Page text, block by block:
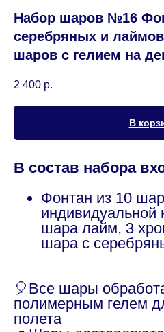
Набор шаров №16
серебряных и
шаров с гелием на
2 400 р.
В
В состав набора
Фонтан из 10
индивидуальной
шара лайм, 3
шара с
🎈Все шары
полимерным гелем
полета